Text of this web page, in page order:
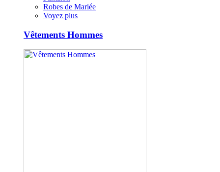
Robes de Mariée
Voyez plus
Vêtements Hommes